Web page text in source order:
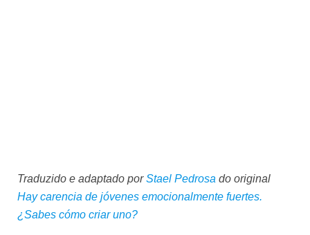
Traduzido e adaptado por Stael Pedrosa do original
Hay carencia de jóvenes emocionalmente fuertes.
¿Sabes cómo criar uno?